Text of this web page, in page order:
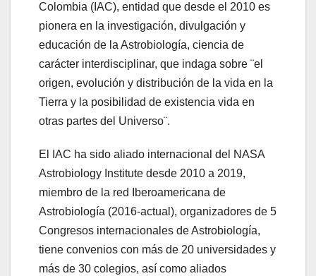
Colombia (IAC), entidad que desde el 2010 es
pionera en la investigación, divulgación y
educación de la Astrobiología, ciencia de
carácter interdisciplinar, que indaga sobre ¨el
origen, evolución y distribución de la vida en la
Tierra y la posibilidad de existencia vida en
otras partes del Universo¨.
El IAC ha sido aliado internacional del NASA
Astrobiology Institute desde 2010 a 2019,
miembro de la red Iberoamericana de
Astrobiología (2016-actual), organizadores de 5
Congresos internacionales de Astrobiología,
tiene convenios con más de 20 universidades y
más de 30 colegios, así como aliados